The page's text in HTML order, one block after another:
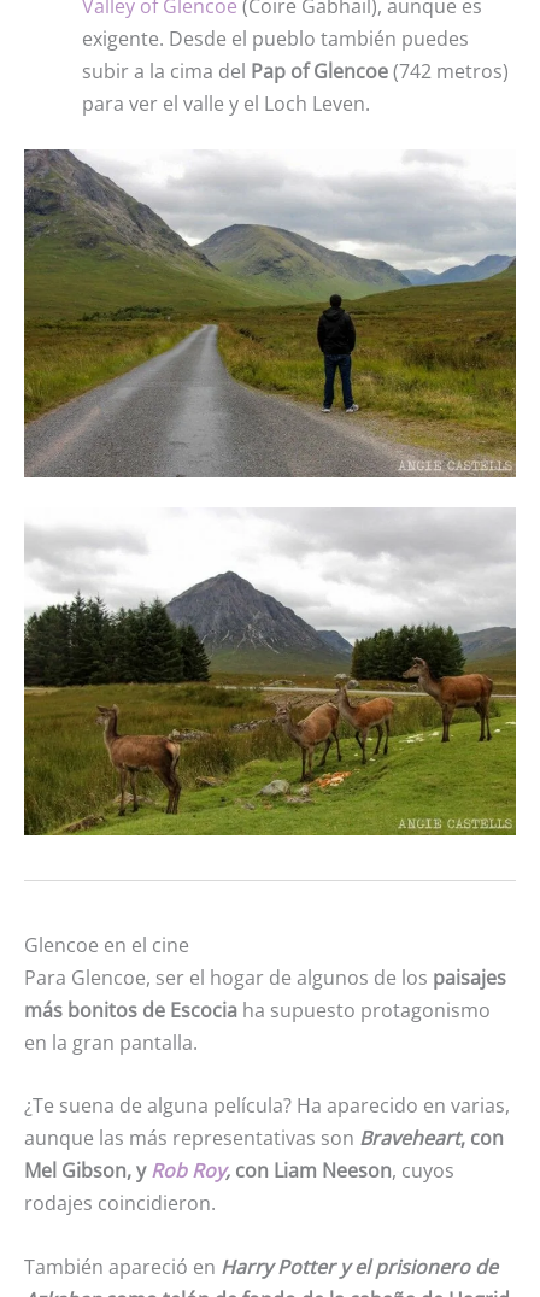
Valley of Glencoe (Coire Gabhail), aunque es
exigente. Desde el pueblo también puedes
subir a la cima del Pap of Glencoe(742 metros)
para ver el valle y el Loch Leven.
Glencoe en el cine
Para Glencoe, ser el hogar de algunos de los paisajes
más bonitos de Escocia ha supuesto protagonismo
en la gran pantalla.
¿Te suena de alguna película? Ha aparecido en varias,
aunque las más representativas son Braveheart, con
Mel Gibson, yRob Roy, con Liam Neeson, cuyos
rodajes coincidieron.
También apareció en Harry Potter y el prisionero de